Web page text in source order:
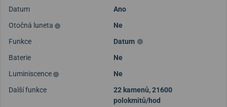
Datum
Ano
Otočná luneta
Ne
Funkce
Datum
Baterie
Ne
Luminiscence
Ne
Další funkce
22 kamenů, 21600
polokmitů/hod